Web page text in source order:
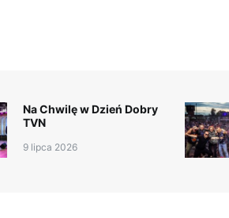
Na Chwilę w Dzień Dobry
TVN
9 lipca 2026